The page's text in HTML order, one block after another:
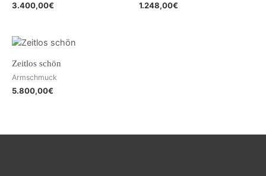
3.400,00€ 1.248,00€
Zeitlos schön
Armschmuck
5.800,00€